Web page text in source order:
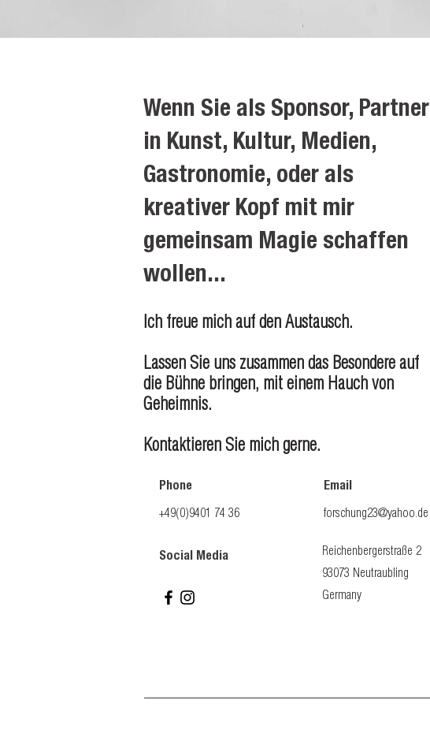
Wenn Sie als Sponsor, Partner
in Kunst, Kultur, Medien,
Gastronomie, oder als
kreativer Kopf mit mir
gemeinsam Magie schaffen
wollen...
Ich freue mich auf den Austausch.
Lassen Sie uns zusammen das Besondere auf
die Bühne bringen, mit einem Hauch von
Geheimnis.
Kontaktieren Sie mich gerne.
Phone
+49(0)9401 74 36
Social Media
Email
forschung23@yahoo.de
Reichenbergerstraße 2
93073 Neutraubling
Germany